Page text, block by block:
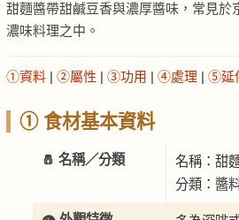
甜麵醬帶甜鹹豆香與濃厚醬味，常見於
濃味料理之中。
①資料 | ②屬性 | ③功用 | ④處理 | ⑤延
① 食材基本資料
🧂 名稱／分類
名稱：甜
分類：醬